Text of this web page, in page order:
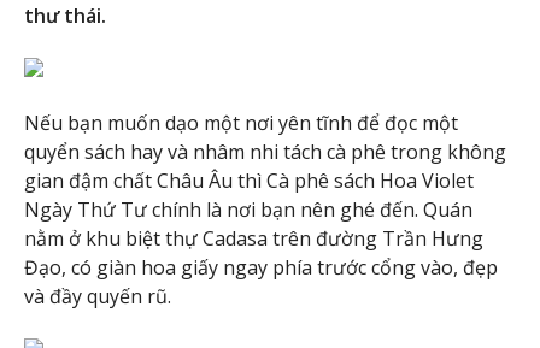
thư thái.
Nếu bạn muốn dạo một nơi yên tĩnh để đọc một
quyển sách hay và nhâm nhi tách cà phê trong không
gian đậm chất Châu Âu thì Cà phê sách Hoa Violet
Ngày Thứ Tư chính là nơi bạn nên ghé đến. Quán
nằm ở khu biệt thự Cadasa trên đường Trần Hưng
Đạo, có giàn hoa giấy ngay phía trước cổng vào, đẹp
và đầy quyến rũ.